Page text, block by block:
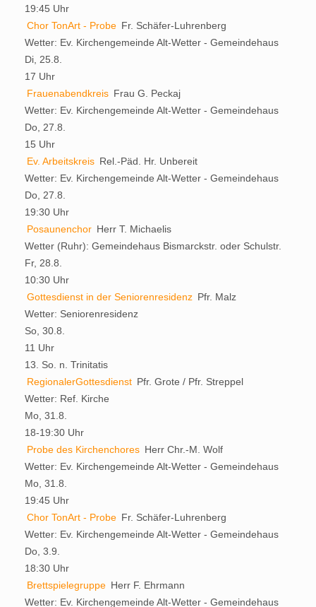
19:45 Uhr
Chor TonArt - Probe Fr. Schäfer-Luhrenberg
Wetter: Ev. Kirchengemeinde Alt-Wetter - Gemeindehaus
Di, 25.8.
17 Uhr
Frauenabendkreis Frau G. Peckaj
Wetter: Ev. Kirchengemeinde Alt-Wetter - Gemeindehaus
Do, 27.8.
15 Uhr
Ev. Arbeitskreis Rel.-Päd. Hr. Unbereit
Wetter: Ev. Kirchengemeinde Alt-Wetter - Gemeindehaus
Do, 27.8.
19:30 Uhr
Posaunenchor Herr T. Michaelis
Wetter (Ruhr): Gemeindehaus Bismarckstr. oder Schulstr.
Fr, 28.8.
10:30 Uhr
Gottesdienst in der Seniorenresidenz Pfr. Malz
Wetter: Seniorenresidenz
So, 30.8.
11 Uhr
13. So. n. Trinitatis
RegionalerGottesdienst Pfr. Grote / Pfr. Streppel
Wetter: Ref. Kirche
Mo, 31.8.
18-19:30 Uhr
Probe des Kirchenchores Herr Chr.-M. Wolf
Wetter: Ev. Kirchengemeinde Alt-Wetter - Gemeindehaus
Mo, 31.8.
19:45 Uhr
Chor TonArt - Probe Fr. Schäfer-Luhrenberg
Wetter: Ev. Kirchengemeinde Alt-Wetter - Gemeindehaus
Do, 3.9.
18:30 Uhr
Brettspielegruppe Herr F. Ehrmann
Wetter: Ev. Kirchengemeinde Alt-Wetter - Gemeindehaus